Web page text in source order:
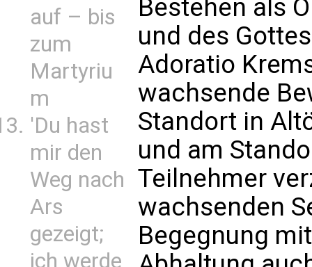
auf – bis
zum
Martyriu
m
'Du hast
mir den
Weg nach
Ars
gezeigt;
ich werde
Bestehen als
und des
Adoratio
wachsende
Standort in
und am
Teilnehmer
wachsenden
Begegnung